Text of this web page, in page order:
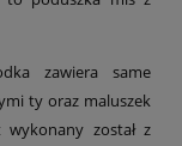
zawiera same
ty oraz maluszek
wykonany został z